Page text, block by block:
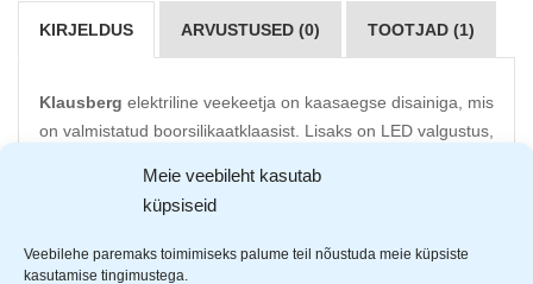
Meie veebileht kasutab
küpsiseid
Veebilehe paremaks toimimiseks palume teil nõustuda meie küpsiste
kasutamise tingimustega.
KIRJELDUS ARVUSTUSED (0) TOOTJAD (1)
Klausberg elektriline veekeetja on kaasaegse disainiga, mis
on valmistatud boorsilikaatklaasist. Lisaks on LED valgustus,
Valmistatud boorsilikaatklaasist – kuumuskindel,
Suur võimsus 1850-2200W – tagab kiire vee keetmise